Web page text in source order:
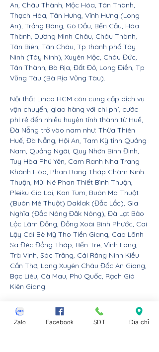
An, Châu Thành, Mộc Hóa, Tân Thành,
Thạch Hóa, Tân Hưng, Vĩnh Hưng (Long
An), Trảng Bàng, Gò Dầu, Bến Cầu, Hòa
Thành, Dương Minh Châu, Châu Thành,
Tân Biên, Tân Châu, Tp thành phố Tây
Ninh (Tây Ninh), Xuyên Mộc, Châu Đức,
Tân Thành, Bà Rịa, Đất Đỏ, Long Điền, Tp
Vũng Tàu (Bà Rịa Vũng Tàu).
Nội thất Linco HCM còn cung cấp dịch vụ
vận chuyển, giao hàng với chi phí, cước
phí rẻ đến nhiều huyện tỉnh thành từ Huế,
Đà Nẵng trở vào nam như: Thừa Thiên
Huế, Đà Nẵng, Hội An, Tam Kỳ tỉnh Quảng
Nam, Quảng Ngãi, Quy Nhơn Bình Định,
Tuy Hòa Phú Yên, Cam Ranh Nha Trang
Khánh Hòa, Phan Rang Tháp Chàm Ninh
Thuận, Mũi Né Phan Thiết Bình Thuận,
Pleiku Gia Lai, Kon Tum, Buôn Ma Thuột
(Buôn Mê Thuột) Daklak (Đắc Lắc), Gia
Nghĩa (Đắc Nông Đăk Nông), Đà Lạt Bảo
Lộc Lâm Đồng, Đồng Xoài Bình Phước, Cai
Lậy Cái Bè Mỹ Tho Tiền Giang, Cao Lãnh
Sa Đéc Đồng Tháp, Bến Tre, Vĩnh Long,
Trà Vinh, Sóc Trăng, Cái Răng Ninh Kiều
Cần Thơ, Long Xuyên Châu Đốc An Giang,
Bạc Liêu, Cà Mau, Phú Quốc, Rạch Giá
Kiên Giang.
Nội thất Linco giao hàng cho các huyện,
thị xã tx, tp thành phố tỉnh thành từ Đà
Nẵng trở ra bắc: Thừa Thiên Huế, Đồng
Zalo Facebook SĐT Địa chỉ